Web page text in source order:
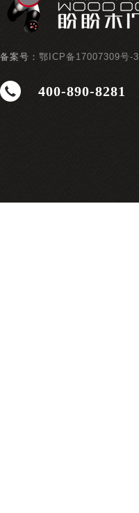
备案号： 鄂ICP备17007309号-3
400-890-8281